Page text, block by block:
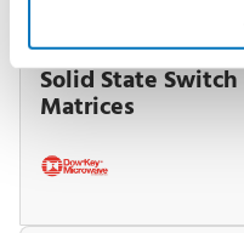
Solid State Switch
Matrices